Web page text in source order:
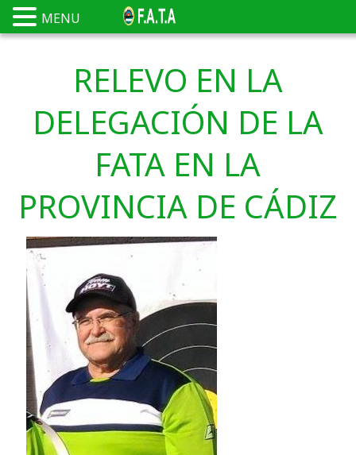
RELEVO EN LA
DELEGACIÓN DE LA
FATA EN LA
PROVINCIA DE CÁDIZ
MENU